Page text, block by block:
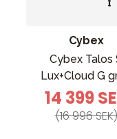
Cybex
Cybex Talos
Lux+Cloud G
14 399
(16 996 SEK)